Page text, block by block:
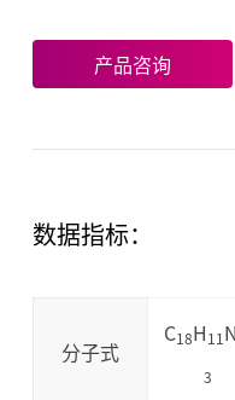
产品咨询
数据指标：
分子式
C18H11
3